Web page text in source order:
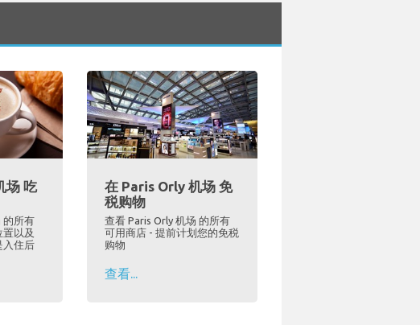
场 吃
的所有
以及
入住后
在 Paris Orly 机场 免
税购物
查看 Paris Orly 机场 的所有
可用商店 - 提前计划您的免税
购物
查看...